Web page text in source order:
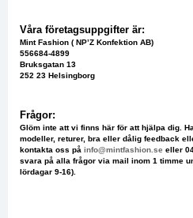
Våra företagsuppgifter är:
Mint Fashion ( NP’Z Konfektion AB)
556684-4899
Bruksgatan 13
252 23 Helsingborg
Frågor:
Glöm inte att vi finns här för att hjälpa dig.
modeller, returer, bra eller dålig feedback
kontakta oss på info@mintfashion.se eller
svara på alla frågor via mail inom 1 timme
lördagar 9-16).